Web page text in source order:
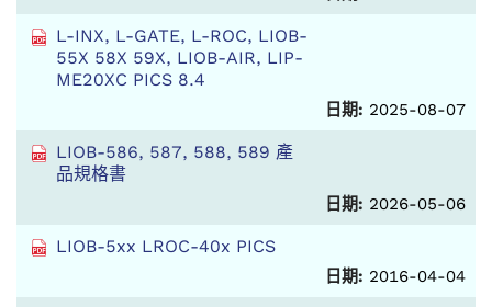
L-INX, L-GATE, L-ROC, LIOB-
55X 58X 59X, LIOB-AIR, LIP-
ME20XC PICS 8.4
日期: 2025-08-07
LIOB-586, 587, 588, 589 產
品規格書
日期: 2026-05-06
LIOB-5xx LROC-40x PICS
日期: 2016-04-04